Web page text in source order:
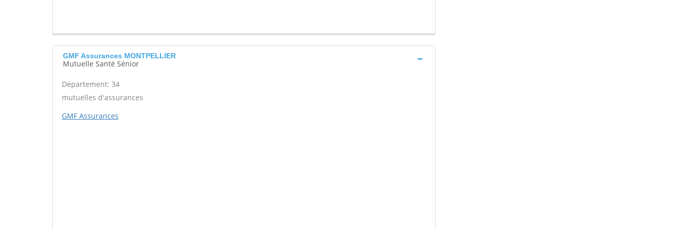
GMF Assurances MONTPELLIER
Mutuelle Santé Sénior
Département: 34
mutuelles d'assurances
GMF Assurances